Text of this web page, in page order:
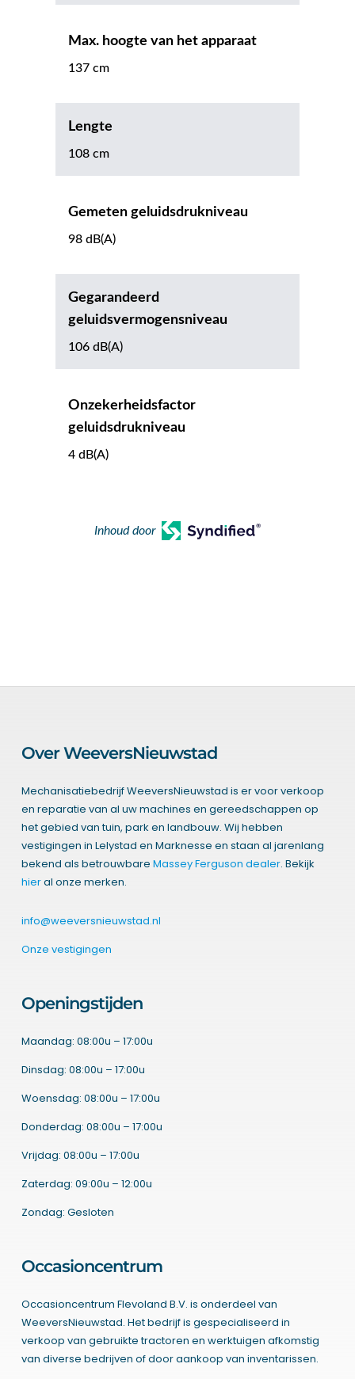
Max. hoogte van het apparaat
137 cm
Lengte
108 cm
Gemeten geluidsdrukniveau
98 dB(A)
Gegarandeerd
geluidsvermogensniveau
106 dB(A)
Onzekerheidsfactor
geluidsdrukniveau
4 dB(A)
Inhoud door
Over WeeversNieuwstad
Mechanisatiebedrijf WeeversNieuwstad is er voor verkoop
en reparatie van al uw machines en gereedschappen op
het gebied van tuin, park en landbouw. Wij hebben
vestigingen in Lelystad en Marknesse en staan al jarenlang
bekend als betrouwbare Massey Ferguson dealer. Bekijk
hieral onze merken.
info@weeversnieuwstad.nl
Onze vestigingen
Openingstijden
Maandag: 08:00u – 17:00u
Dinsdag: 08:00u – 17:00u
Woensdag: 08:00u – 17:00u
Donderdag: 08:00u – 17:00u
Vrijdag: 08:00u – 17:00u
Zaterdag: 09:00u – 12:00u
Zondag: Gesloten
Occasioncentrum
Occasioncentrum Flevoland B.V. is onderdeel van
WeeversNieuwstad. Het bedrijf is gespecialiseerd in
verkoop van gebruikte tractoren en werktuigen afkomstig
van diverse bedrijven of door aankoop van inventarissen.